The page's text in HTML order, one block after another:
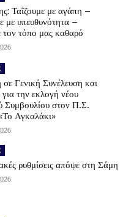
Ταΐζουμε με αγάπη –
με υπευθυνότητα –
τον τόπο μας καθαρό
Γενική Συνέλευση και
για την εκλογή νέου
Συμβουλίου στον Π.Σ.
Αγκαλάκι»
ρυθμίσεις απόψε στη Σάμη